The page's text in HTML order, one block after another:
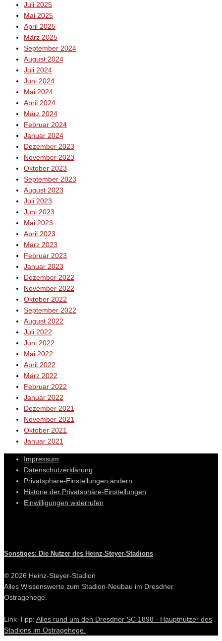
Juli 2025
Mai 2025
April 2025
März 2025
September 2024
August 2024
Juli 2024
Juni 2024
Mai 2024
April 2024
März 2024
Februar 2024
Januar 2024
Dezember 2023
November 2023
Oktober 2023
September 2023
August 2023
Juli 2023
Juni 2023
Mai 2023
April 2023
März 2023
Februar 2023
Januar 2023
Dezember 2022
November 2022
Oktober 2022
September 2022
August 2022
Juli 2022
Juni 2022
Mai 2022
April 2022
März 2022
Februar 2022
Januar 2022
Dezember 2021
November 2021
Oktober 2021
Januar 2021
Impressum
Datenschutzerklärung
Privatsphäre-Einstellungen ändern
Historie der Privatsphäre-Einstellungen
Einwilligungen widerrufen
Sonstiges: Die Nutzer des Heinz-Steyer-Stadions
© 2026 Heinz-Steyer-Stadion
Alles Wissenswerte zum Stadion-Neubau im Dresdner
Ostragehege.
Link-Tipp: Alles rund um den Dresdner SC 1898 - Hauptnutzer des
Stadions im Ostragehege.